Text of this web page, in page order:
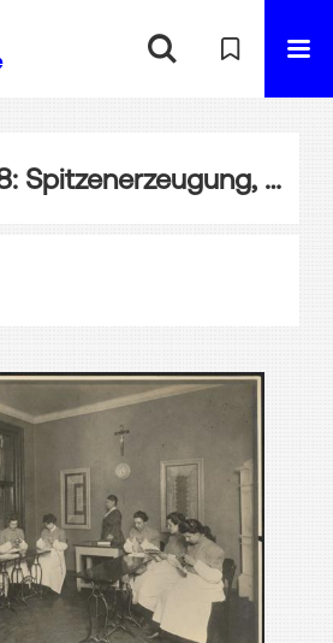
BPA-015318: Spitzenerzeugung, Leinenspinnerei und Seilerei